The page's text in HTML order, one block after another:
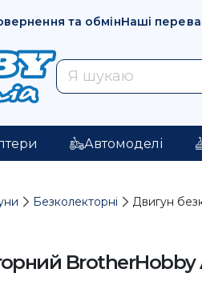
та обмінНаші
Автомоделі
Безколекторні Двигун
BrotherHobby